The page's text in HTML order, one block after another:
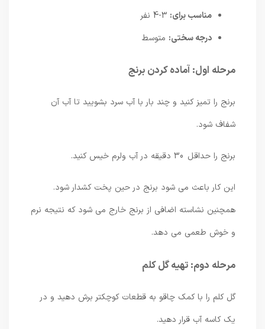
مناسب برای:3-4 نفر
درجه سختی:متوسط
مرحله اول: آماده کردن برنج
برنج را تمیز کنید و چند بار با آب سرد بشویید تا آب آن
شفاف شود.
برنج را حداقل 30 دقیقه در آب ولرم خیس کنید.
این کار باعث می شود برنج در حین پخت کشدار شود.
همچنین نشاسته اضافی از برنج خارج می شود که نتیجه نرم
و خوش طعمی می دهد.
مرحله دوم: تهیه گل کلم
گل کلم را با کمک چاقو به قطعات کوچکتر برش دهید و در
یک کاسه آب قرار دهید.